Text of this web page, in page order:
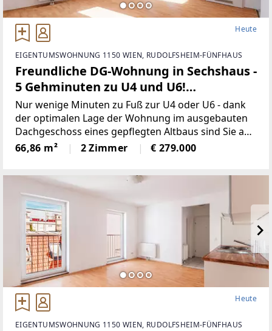
Heute
EIGENTUMSWOHNUNG 1150 WIEN, RUDOLFSHEIM-FÜNFHAUS
Freundliche DG-Wohnung in Sechshaus -
5 Gehminuten zu U4 und U6!
Schlafzimmer in Hofruhelage!
Nur wenige Minuten zu Fuß zur U4 oder U6 - dank
der optimalen Lage der Wohnung im ausgebauten
Dachgeschoss eines gepflegten Altbaus sind Sie an
Ihren Wunschort in Wien ideal angebunden und
erfreuen sich am natürlichen Tageslicht und dem
66,86 m² 2 Zimmer € 279.000
Heute
EIGENTUMSWOHNUNG 1150 WIEN, RUDOLFSHEIM-FÜNFHAUS